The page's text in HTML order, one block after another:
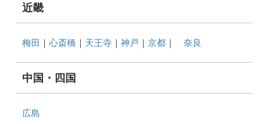
近畿
梅田 ｜心斎橋 ｜ 天王寺 ｜神戸 ｜京都 ｜奈良
中国・四国
広島